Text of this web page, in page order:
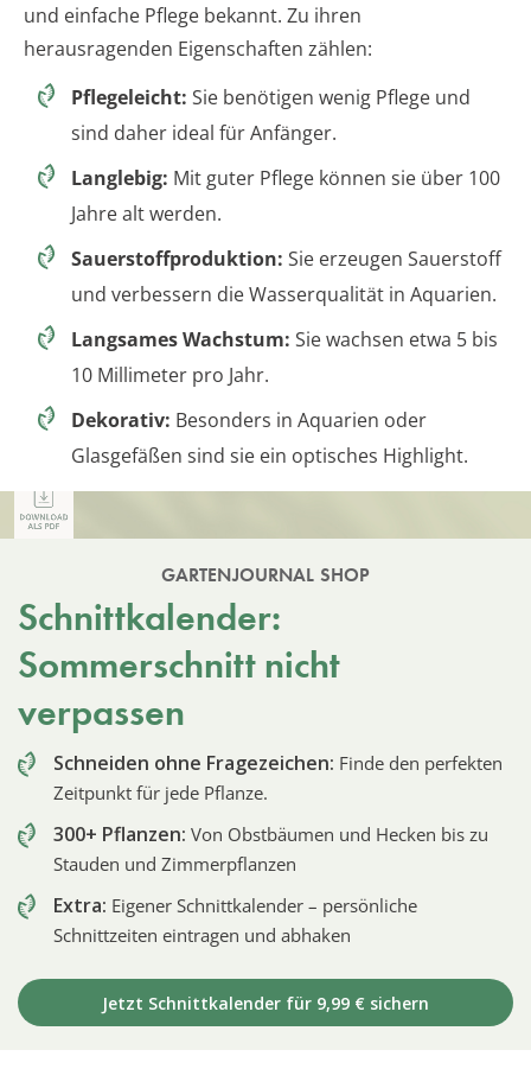
und einfache Pflege bekannt. Zu ihren
herausragenden Eigenschaften zählen:
Pflegeleicht: Sie benötigen wenig Pflege und
sind daher ideal für Anfänger.
Langlebig: Mit guter Pflege können sie über 100
Jahre alt werden.
Sauerstoffproduktion: Sie erzeugen Sauerstoff
und verbessern die Wasserqualität in Aquarien.
Langsames Wachstum: Sie wachsen etwa 5 bis
10 Millimeter pro Jahr.
Dekorativ: Besonders in Aquarien oder
Glasgefäßen sind sie ein optisches Highlight.
GARTENJOURNAL SHOP
Schnittkalender:
Sommerschnitt nicht
verpassen
Schneiden ohne Fragezeichen: Finde den perfekten
Zeitpunkt für jede Pflanze.
300+ Pflanzen: Von Obstbäumen und Hecken bis zu
Stauden und Zimmerpflanzen
Extra: Eigener Schnittkalender – persönliche
Schnittzeiten eintragen und abhaken
Jetzt Schnittkalender für 9,99 € sichern